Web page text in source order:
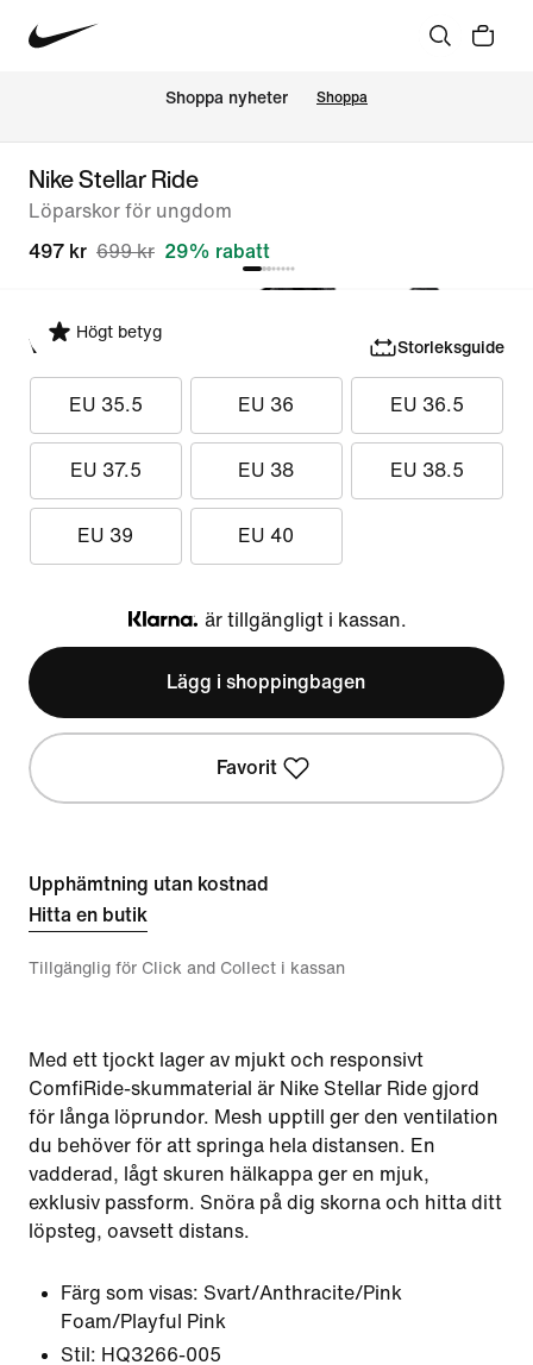
Shoppa nyheter Shoppa
Nike Stellar Ride
Löparskor för ungdom
497 kr 699 kr 29% rabatt
Högt betyg
Välj storlek Storleksguide
EU 35.5 EU 36 EU 36.5
EU 37.5 EU 38 EU 38.5
EU 39 EU 40
Klarna
är tillgängligt i kassan.
Lägg i shoppingbagen
Favorit
Upphämtning utan kostnad
Hitta en butik
Tillgänglig för Click and Collect i kassan
Med ett tjockt lager av mjukt och responsivt
ComfiRide-skummaterial är Nike Stellar Ride gjord
för långa löprundor. Mesh upptill ger den ventilation
du behöver för att springa hela distansen. En
vadderad, lågt skuren hälkappa ger en mjuk,
exklusiv passform. Snöra på dig skorna och hitta ditt
löpsteg, oavsett distans.
Färg som visas: Svart/Anthracite/Pink
Foam/Playful Pink
Stil: HQ3266-005